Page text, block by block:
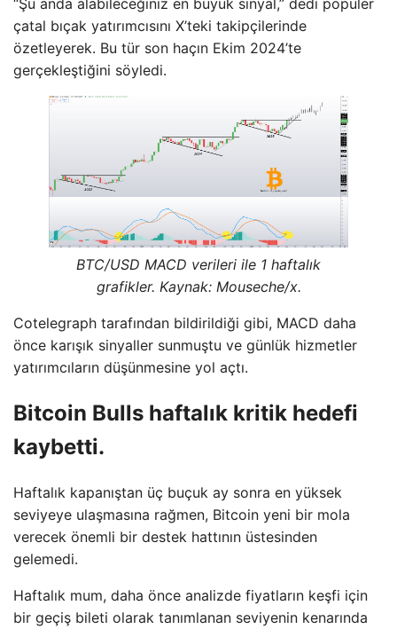
“Şu anda alabileceğiniz en büyük sinyal,” dedi popüler
çatal bıçak yatırımcısını X’teki takipçilerinde
özetleyerek. Bu tür son haçın Ekim 2024’te
gerçekleştiğini söyledi.
BTC/USD MACD verileri ile 1 haftalık
grafikler. Kaynak: Mouseche/x.
Cotelegraph tarafından bildirildiği gibi, MACD daha
önce karışık sinyaller sunmuştu ve günlük hizmetler
yatırımcıların düşünmesine yol açtı.
Bitcoin Bulls haftalık kritik hedefi
kaybetti.
Haftalık kapanıştan üç buçuk ay sonra en yüksek
seviyeye ulaşmasına rağmen, Bitcoin yeni bir mola
verecek önemli bir destek hattının üstesinden
gelemedi.
Haftalık mum, daha önce analizde fiyatların keşfi için
bir geçiş bileti olarak tanımlanan seviyenin kenarında